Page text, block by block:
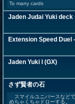
To many cards
Jaden Judai Yuki deck
Extension Speed Duel
Jaden Yuki l (GX)
さず賢者の石
スマイルユニバースなど
めちゃくちゃドローする。